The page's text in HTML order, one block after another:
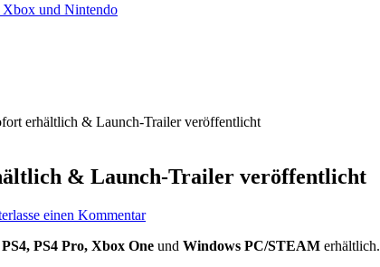
und Nintendo
erhältlich & Launch-Trailer veröffentlicht
& Launch-Trailer veröffentlicht
einen Kommentar
PS4, PS4 Pro, Xbox One und Windows PC/STEAM erhältlich.